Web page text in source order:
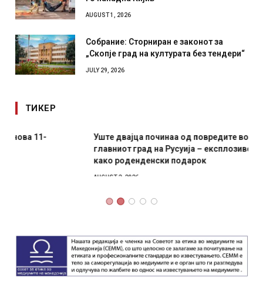
AUGUST 1, 2026
Собрание: Сторниран е законот за
„Скопје град на културата без тендери“
JULY 29, 2026
ТИКЕР
Уште двајца починаа од повредите во ресторан во
главниот град на Русуија – експлозивот бил завиткан
како роденденски подарок